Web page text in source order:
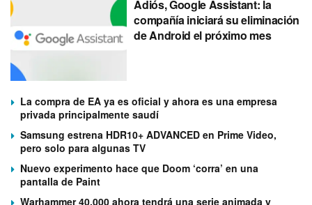
Adiós, Google Assistant: la
compañía iniciará su eliminación
de Android el próximo mes
La compra de EA ya es oficial y ahora es una empresa
privada principalmente saudí
Samsung estrena HDR10+ ADVANCED en Prime Video,
pero solo para algunas TV
Nuevo experimento hace que Doom ‘corra’ en una
pantalla de Paint
Warhammer 40.000 ahora tendrá una serie animada y